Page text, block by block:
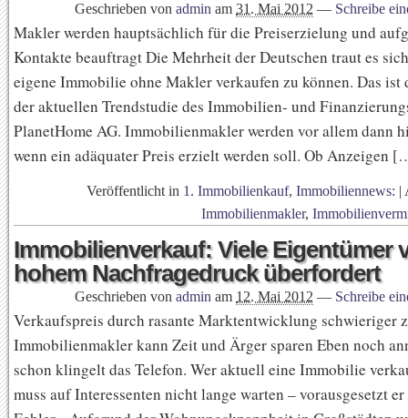
Geschrieben von admin am 31. Mai 2012 — Schreibe
Makler werden hauptsächlich für die Preiserzielung und
Kontakte beauftragt Die Mehrheit der Deutschen traut es
eigene Immobilie ohne Makler verkaufen zu können. Das ist
der aktuellen Trendstudie des Immobilien- und
PlanetHome AG. Immobilienmakler werden vor allem dann
wenn ein adäquater Preis erzielt werden soll. Ob Anzeigen
Veröffentlicht in 1. Immobilienkauf, Immobiliennews: |
Immobilienmakler,
Immobilienverkauf: Viele Eigentümer
hohem Nachfragedruck überfordert
Geschrieben von admin am 12. Mai 2012 — Schreibe
Verkaufspreis durch rasante Marktentwicklung schwieriger
Immobilienmakler kann Zeit und Ärger sparen Eben noch
schon klingelt das Telefon. Wer aktuell eine Immobilie
muss auf Interessenten nicht lange warten – vorausgesetzt